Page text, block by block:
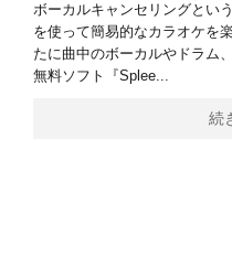
ボーカルキャンセリングとい
を使って簡易的なカラオケを
たに曲中のボーカルやドラム
無料ソフト『Splee...
続